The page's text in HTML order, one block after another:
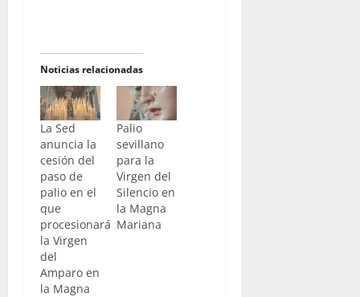
Noticias relacionadas
La Sed
anuncia la
cesión del
paso de
palio en el
que
procesionará
la Virgen
del
Amparo en
la Magna
Palio
sevillano
para la
Virgen del
Silencio en
la Magna
Mariana